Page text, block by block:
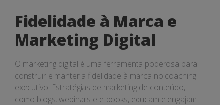
Fidelidade à Marca e
Marketing Digital
O marketing digital é uma ferramenta poderosa para
construir e manter a fidelidade à marca no coaching
executivo. Estratégias de marketing de conteúdo,
como blogs, webinars e e-books, educam e engajam